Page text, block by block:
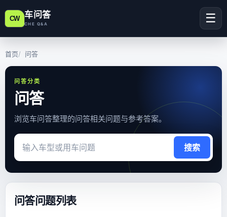
CW 车问答
CHE Q&A ☰
首页 问答
问答分类
问答
浏览车问答整理的问答相关问题与参考答案。
搜索问题
问答问题列表